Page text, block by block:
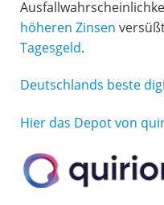
höheren Zinsen
Tagesgeld.
Deutschlands beste
Hier das Depot von